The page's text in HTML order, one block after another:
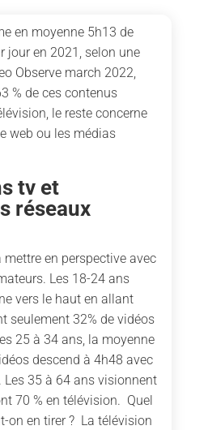
en moyenne 5h13 de
jour en 2021, selon une
Observe march 2022,
% de ces contenus
le reste concerne
web ou les médias
tv et
réseaux
en perspective avec
Les 18-24 ans
vers le haut en allant
seulement 32% de vidéos
25 à 34 ans, la moyenne
descend à 4h48 avec
Les 35 à 64 ans visionnent
70 % en télévision. Quel
on en tirer ? La télévision